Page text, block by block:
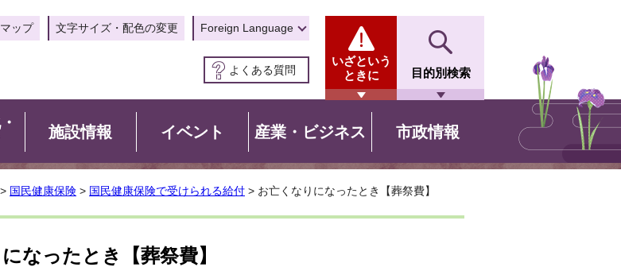
ップ 文字サイズ・配色の変更 Foreign Language
よくある質問
いざという
ときに
目的別検索
施設情報 イベント 産業・ビジネス 市政情報
> 国民健康保険 > 国民健康保険で受けられる給付 > お亡くなりになったとき【葬祭費】
なったとき【葬祭費】